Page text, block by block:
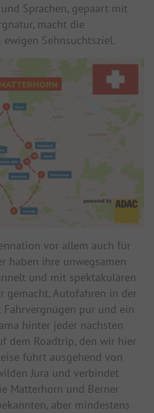
Sprachen, gepaart mit
macht die
Sehnsuchtsziel.
vor allem auch für
haben ihre unwegsamen
und mit spektakulären
gemacht. Autofahren in der
Fahrvergnügen pur und ein
hinter jeder nächsten
dem Roadtrip, den wir hier
führt ausgehend von
Jura und verbindet
Matterhorn und Berner
aber mindestens